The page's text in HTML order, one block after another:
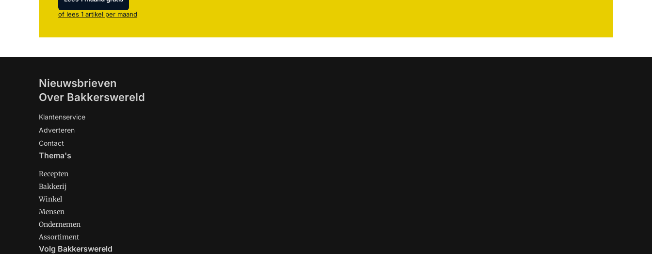
of lees 1 artikel per maand
Nieuwsbrieven
Over Bakkerswereld
Klantenservice
Adverteren
Contact
Thema's
Recepten
Bakkerij
Winkel
Mensen
Ondernemen
Assortiment
Volg Bakkerswereld